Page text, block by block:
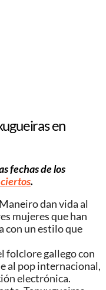
en
fechas de los
.
dan vida al
mujeres que han
con un estilo que
folclore gallego con
al pop internacional,
electrónica.